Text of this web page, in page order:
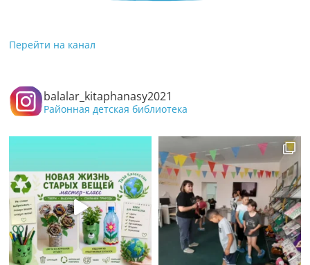
Перейти на канал
balalar_kitaphanasy2021
Районная детская библиотека